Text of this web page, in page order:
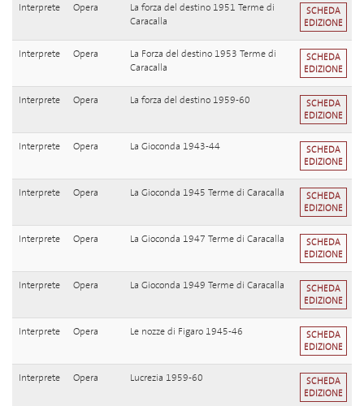
Interprete Opera
La forza del destino 1951 Terme di
Caracalla
SCHEDA
EDIZIONE
Interprete Opera
La Forza del destino 1953 Terme di
Caracalla
SCHEDA
EDIZIONE
Interprete Opera La forza del destino 1959-60
SCHEDA
EDIZIONE
Interprete Opera La Gioconda 1943-44
SCHEDA
EDIZIONE
Interprete Opera La Gioconda 1945 Terme di Caracalla
SCHEDA
EDIZIONE
Interprete Opera La Gioconda 1947 Terme di Caracalla
SCHEDA
EDIZIONE
Interprete Opera La Gioconda 1949 Terme di Caracalla
SCHEDA
EDIZIONE
Interprete Opera Le nozze di Figaro 1945-46
SCHEDA
EDIZIONE
Interprete Opera Lucrezia 1959-60
SCHEDA
EDIZIONE